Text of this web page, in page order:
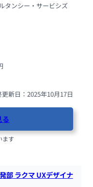
タンシー・サービシズ
更新日：2025年10月17日
ます
部 ラクマ UXデザイナ